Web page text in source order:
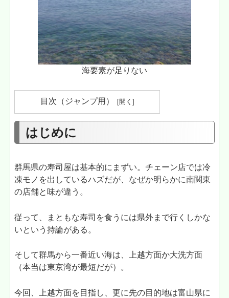
海要素が足りない
目次（ジャンプ用）
はじめに
群馬県の寿司屋は基本的にまずい。チェーン店では冷
凍モノを出しているハズだが、なぜか明らかに南関東
の店舗と味が違う。
従って、まともな寿司を食うには県外まで行くしかな
いという持論がある。
そして群馬から一番近い海は、上越方面か大洗方面
（本当は東京湾が最短だが）。
今回、上越方面を目指し、更に先の目的地は富山県に